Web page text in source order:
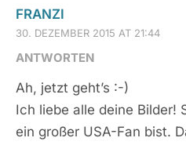
FRANZI
30. DEZEMBER 2015 AT 21:44
ANTWORTEN
Ah, jetzt geht’s :-)
Ich liebe alle deine Bilder!
ein großer USA-Fan bist.